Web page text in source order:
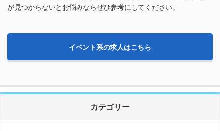
が見つからないとお悩みならぜひ参考にしてください。
イベント系の求人はこちら
カテゴリー